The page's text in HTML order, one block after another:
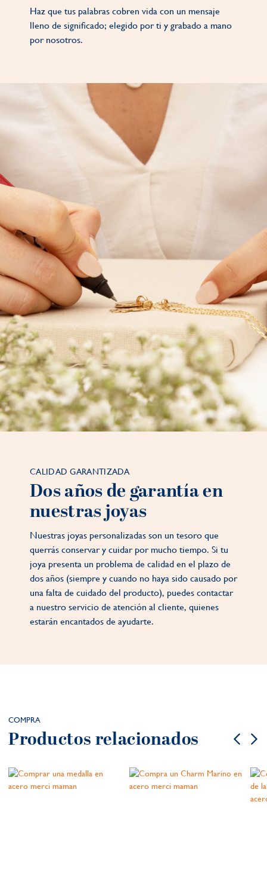
Haz que tus palabras cobren vida con un mensaje
lleno de significado; elegido por ti y grabado a mano
por nosotros.
CALIDAD GARANTIZADA
Dos años de garantía en
nuestras joyas
Nuestras joyas personalizadas son un tesoro que
querrás conservar y cuidar por mucho tiempo. Si tu
joya presenta un problema de calidad en el plazo de
dos años (siempre y cuando no haya sido causado por
una falta de cuidado del producto), puedes contactar
a nuestro servicio de atención al cliente, quienes
estarán encantados de ayudarte.
COMPRA
Productos relacionados